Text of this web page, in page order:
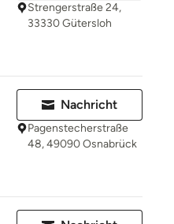
Strengerstraße 24,
33330 Gütersloh
Nachricht
Pagenstecherstraße
48, 49090 Osnabrück